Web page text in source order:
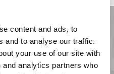
content and ads, to
and to analyse our traffic.
your use of our site with
analytics partners who